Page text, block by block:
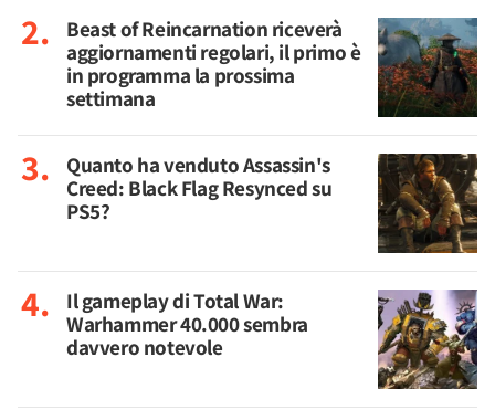
Beast of Reincarnation riceverà
aggiornamenti regolari, il primo è
in programma la prossima
settimana
Quanto ha venduto Assassin's
Creed: Black Flag Resynced su
PS5?
Il gameplay di Total War:
Warhammer 40.000 sembra
davvero notevole